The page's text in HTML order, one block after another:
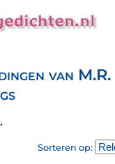
van M.R.
Sorteren op: